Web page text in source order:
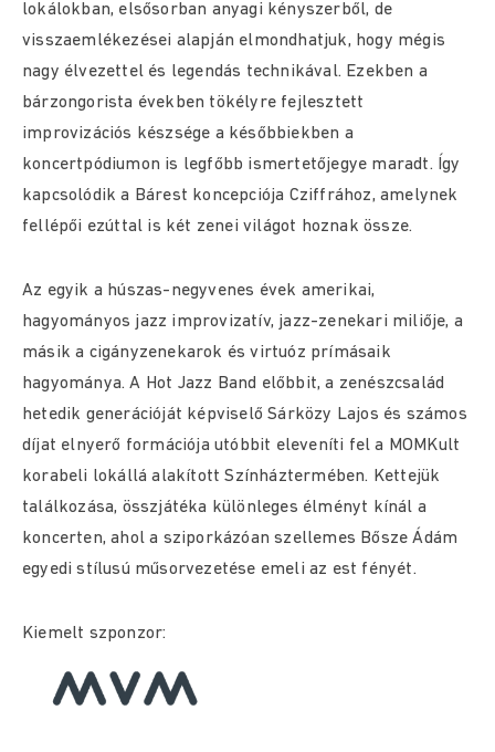
lokálokban, elsősorban anyagi kényszerből, de
visszaemlékezései alapján elmondhatjuk, hogy mégis
nagy élvezettel és legendás technikával. Ezekben a
bárzongorista években tökélyre fejlesztett
improvizációs készsége a későbbiekben a
koncertpódiumon is legfőbb ismertetőjegye maradt. Így
kapcsolódik a Bárest koncepciója Cziffrához, amelynek
fellépői ezúttal is két zenei világot hoznak össze.
Az egyik a húszas-negyvenes évek amerikai,
hagyományos jazz improvizatív, jazz-zenekari miliője, a
másik a cigányzenekarok és virtuóz prímásaik
hagyománya. A Hot Jazz Band előbbit, a zenészcsalád
hetedik generációját képviselő Sárközy Lajos és számos
díjat elnyerő formációja utóbbit eleveníti fel a MOMKult
korabeli lokállá alakított Színháztermében. Kettejük
találkozása, összjátéka különleges élményt kínál a
koncerten, ahol a sziporkázóan szellemes Bősze Ádám
egyedi stílusú műsorvezetése emeli az est fényét.
Kiemelt szponzor: